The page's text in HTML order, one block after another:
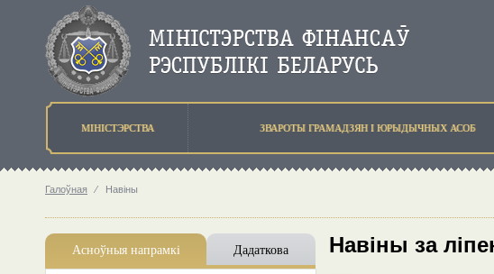
МIНIСТЭРСТВА ЗВАРОТЫ ГРАМАДЗЯН I ЮРЫДЫЧНЫХ АСОБ
Галоўная ⁄ Навіны
Асноўныя напрамкi Дадаткова Навіны за